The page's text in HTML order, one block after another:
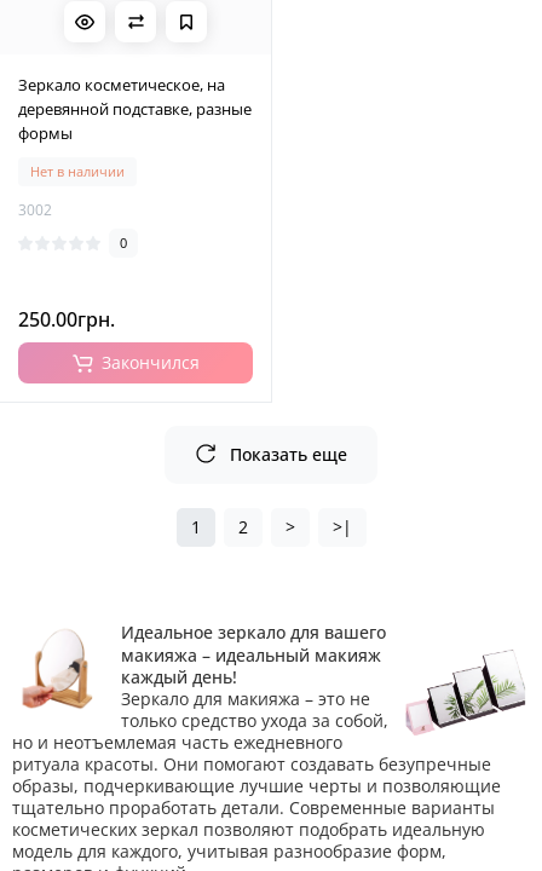
Зеркало косметическое, на
деревянной подставке, разные
формы
Нет в наличии
3002
0
250.00грн.
Закончился
Показать еще
1 2 > >|
Идеальное зеркало для вашего
макияжа – идеальный макияж
каждый день!
Зеркало для макияжа – это не
только средство ухода за собой,
но и неотъемлемая часть ежедневного
ритуала красоты. Они помогают создавать безупречные
образы, подчеркивающие лучшие черты и позволяющие
тщательно проработать детали. Современные варианты
косметических зеркал позволяют подобрать идеальную
модель для каждого, учитывая разнообразие форм,